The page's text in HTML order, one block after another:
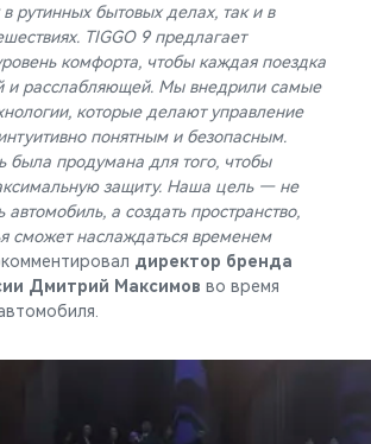
в рутинных бытовых делах, так и в
TIGGO 9 предлагает
комфорта, чтобы каждая поездка
и расслабляющей. Мы внедрили самые
которые делают управление
понятным и безопасным.
была продумана для того, чтобы
защиту. Наша цель — не
автомобиль, а создать пространство,
сможет наслаждаться временем
директор бренда
Дмитрий Максимов во время